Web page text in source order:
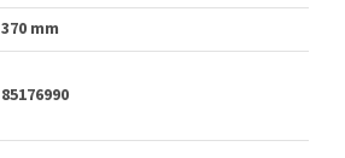
370 mm
85176990